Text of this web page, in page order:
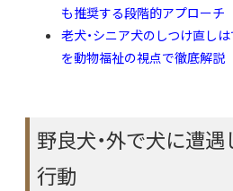
も推奨する段階的アプローチ
老犬・シニア犬のしつけ直し
を動物福祉の視点で徹底解説
野良犬・外で犬に遭
行動